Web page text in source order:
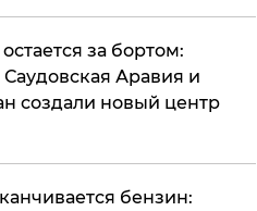
за бортом:
Аравия и
создали новый центр
бензин: